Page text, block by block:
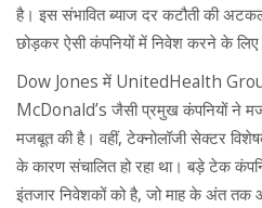
है। इस संभावित ब्याज दर कटौती की
छोड़कर ऐसी कंपनियों में निवेश करने के लिए
Dow Jones में UnitedHealth
McDonald’s जैसी प्रमुख कंपनियों ने
मजबूत की है। वहीं, टेक्नोलॉजी सेक्टर
के कारण संचालित हो रहा था। बड़े टेक
इंतजार निवेशकों को है, जो माह के अंत